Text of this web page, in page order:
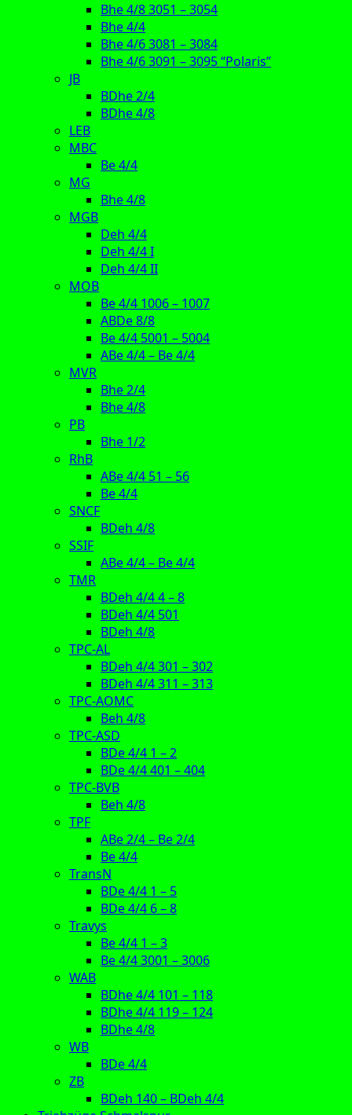
Bhe 4/8 3051 – 3054
Bhe 4/4
Bhe 4/6 3081 – 3084
Bhe 4/6 3091 – 3095 “Polaris”
JB
BDhe 2/4
BDhe 4/8
LEB
MBC
Be 4/4
MG
Bhe 4/8
MGB
Deh 4/4
Deh 4/4 I
Deh 4/4 II
MOB
Be 4/4 1006 – 1007
ABDe 8/8
Be 4/4 5001 – 5004
ABe 4/4 – Be 4/4
MVR
Bhe 2/4
Bhe 4/8
PB
Bhe 1/2
RhB
ABe 4/4 51 – 56
Be 4/4
SNCF
BDeh 4/8
SSIF
ABe 4/4 – Be 4/4
TMR
BDeh 4/4 4 – 8
BDeh 4/4 501
BDeh 4/8
TPC-AL
BDeh 4/4 301 – 302
BDeh 4/4 311 – 313
TPC-AOMC
Beh 4/8
TPC-ASD
BDe 4/4 1 – 2
BDe 4/4 401 – 404
TPC-BVB
Beh 4/8
TPF
ABe 2/4 – Be 2/4
Be 4/4
TransN
BDe 4/4 1 – 5
BDe 4/4 6 – 8
Travys
Be 4/4 1 – 3
Be 4/4 3001 – 3006
WAB
BDhe 4/4 101 – 118
BDhe 4/4 119 – 124
BDhe 4/8
WB
BDe 4/4
ZB
BDeh 140 – BDeh 4/4